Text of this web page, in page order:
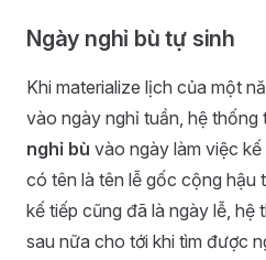
Ngày nghỉ bù tự sinh
Khi materialize lịch của một
vào ngày nghỉ tuần, hệ thống
nghỉ bù vào ngày làm việc
có tên là tên lễ gốc cộng hậu
kế tiếp cũng đã là ngày lễ, hệ
sau nữa cho tới khi tìm được